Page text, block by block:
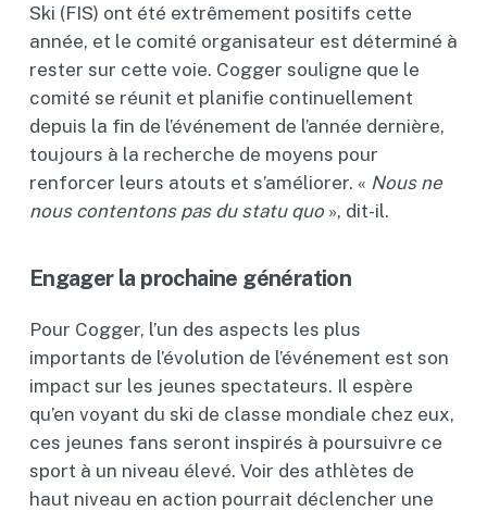
Ski (FIS) ont été extrêmement positifs cette
année, et le comité organisateur est déterminé à
rester sur cette voie. Cogger souligne que le
comité se réunit et planifie continuellement
depuis la fin de l’événement de l’année dernière,
toujours à la recherche de moyens pour
renforcer leurs atouts et s’améliorer. « Nous ne
nous contentons pas du statu quo», dit-il.
Engager la prochaine génération
Pour Cogger, l’un des aspects les plus
importants de l’évolution de l’événement est son
impact sur les jeunes spectateurs. Il espère
qu’en voyant du ski de classe mondiale chez eux,
ces jeunes fans seront inspirés à poursuivre ce
sport à un niveau élevé. Voir des athlètes de
haut niveau en action pourrait déclencher une